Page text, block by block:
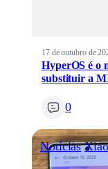
17 de outubro de
HyperOS é o
substituir a
0
Notícias